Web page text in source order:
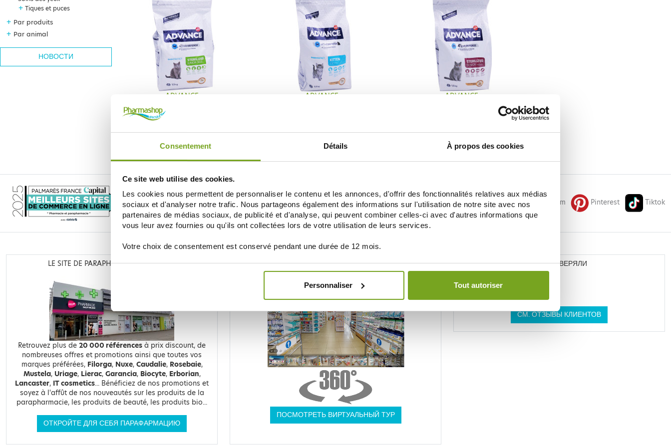
Consentement Détails À propos des cookies
Ce site web utilise des cookies.
Les cookies nous permettent de personnaliser le contenu et les annonces, d'offrir des fonctionnalités relatives aux médias
sociaux et d'analyser notre trafic. Nous partageons également des informations sur l'utilisation de notre site avec nos
partenaires de médias sociaux, de publicité et d'analyse, qui peuvent combiner celles-ci avec d'autres informations que
vous leur avez fournies ou qu'ils ont collectées lors de votre utilisation de leurs services.
Votre choix de consentement est conservé pendant une durée de 12 mois.
Personnaliser Tout autoriser
+ Tiques et puces
+ Par produits
+ Par animal
НОВОСТИ
ADVANCE
ADVANCE ACTIVE DEFENSE STERILIZED
JUNIOR 1.5KG
ДОБАВИТЬ В КОРЗИНУ
ADVANCE
ДОБАВИТЬ В КОРЗИНУ
ADVANCE
ADVANCE ACTIVEDEFENSE STERILIZED
ДОБАВИТЬ В КОРЗИНУ
Je souhaite m'inscrire à la newsletter Facebook Instagram Pinterest Tiktok
ИНТЕРНЕТ-АПТЕКА BALDY MÉJEAN
LE SITE DE PARAPHARMACIE EN LIGNE
Retrouvez plus de 20 000 références à prix discount, de
nombreuses offres et promotions ainsi que toutes vos
marques préférées, Filorga, Nuxe, Caudalie, Rosebaie,
Mustela, Uriage, Lierac, Garancia, Biocyte, Erborian,
Lancaster, IT cosmetics... Bénéficiez de nos promotions et
soyez à l'affût de nos nouveautés sur les produits de la
parapharmacie, les produits de beauté, les produits bio...
ОТКРОЙТЕ ДЛЯ СЕБЯ ПАРАФАРМАЦИЮ
UNE VRAIE PARAPHARMACIE
ПОСМОТРЕТЬ ВИРТУАЛЬНЫЙ ТУР
НАМ ДОВЕРЯЛИ
СМ. ОТЗЫВЫ КЛИЕНТОВ